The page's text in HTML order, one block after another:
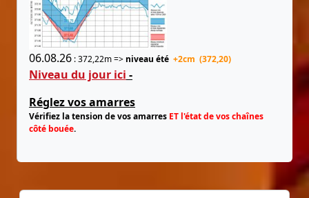
06.08.26 : 372,22m => niveau été +2cm (372,20)
Niveau du jour ici -
Réglez vos amarres
Vérifiez la tension de vos amarres ET l'état de vos chaînes
côté bouée.